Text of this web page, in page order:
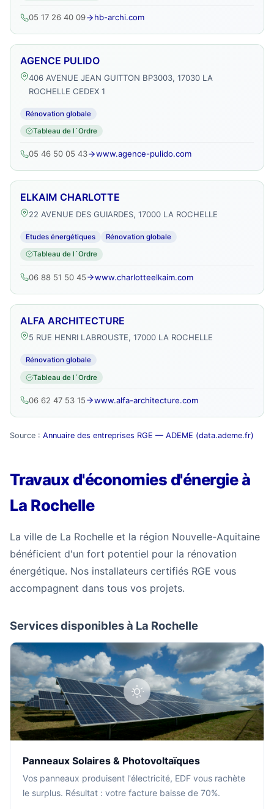
05 17 26 40 09 hb-archi.com
AGENCE PULIDO
406 AVENUE JEAN GUITTON BP3003, 17030 LA
ROCHELLE CEDEX 1
Rénovation globale
Tableau de l´Ordre
05 46 50 05 43 www.agence-pulido.com
ELKAIM CHARLOTTE
22 AVENUE DES GUIARDES, 17000 LA ROCHELLE
Etudes énergétiques Rénovation globale
Tableau de l´Ordre
06 88 51 50 45 www.charlotteelkaim.com
ALFA ARCHITECTURE
5 RUE HENRI LABROUSTE, 17000 LA ROCHELLE
Rénovation globale
Tableau de l´Ordre
06 62 47 53 15 www.alfa-architecture.com
Source : Annuaire des entreprises RGE — ADEME (data.ademe.fr)
Travaux d'économies d'énergie à
La Rochelle
La ville de La Rochelle et la région Nouvelle-Aquitaine
bénéficient d'un fort potentiel pour la rénovation
énergétique. Nos installateurs certifiés RGE vous
accompagnent dans tous vos projets.
Services disponibles à La Rochelle
Panneaux Solaires & Photovoltaïques
Vos panneaux produisent l'électricité, EDF vous rachète
le surplus. Résultat : votre facture baisse de 70%.